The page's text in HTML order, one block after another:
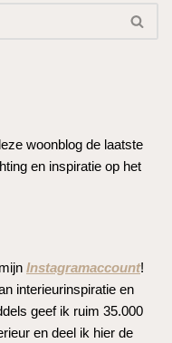
woonblog de laatste
en inspiratie op het
Instagramaccount!
interieurinspiratie en
geef ik ruim 35.000
en deel ik hier de